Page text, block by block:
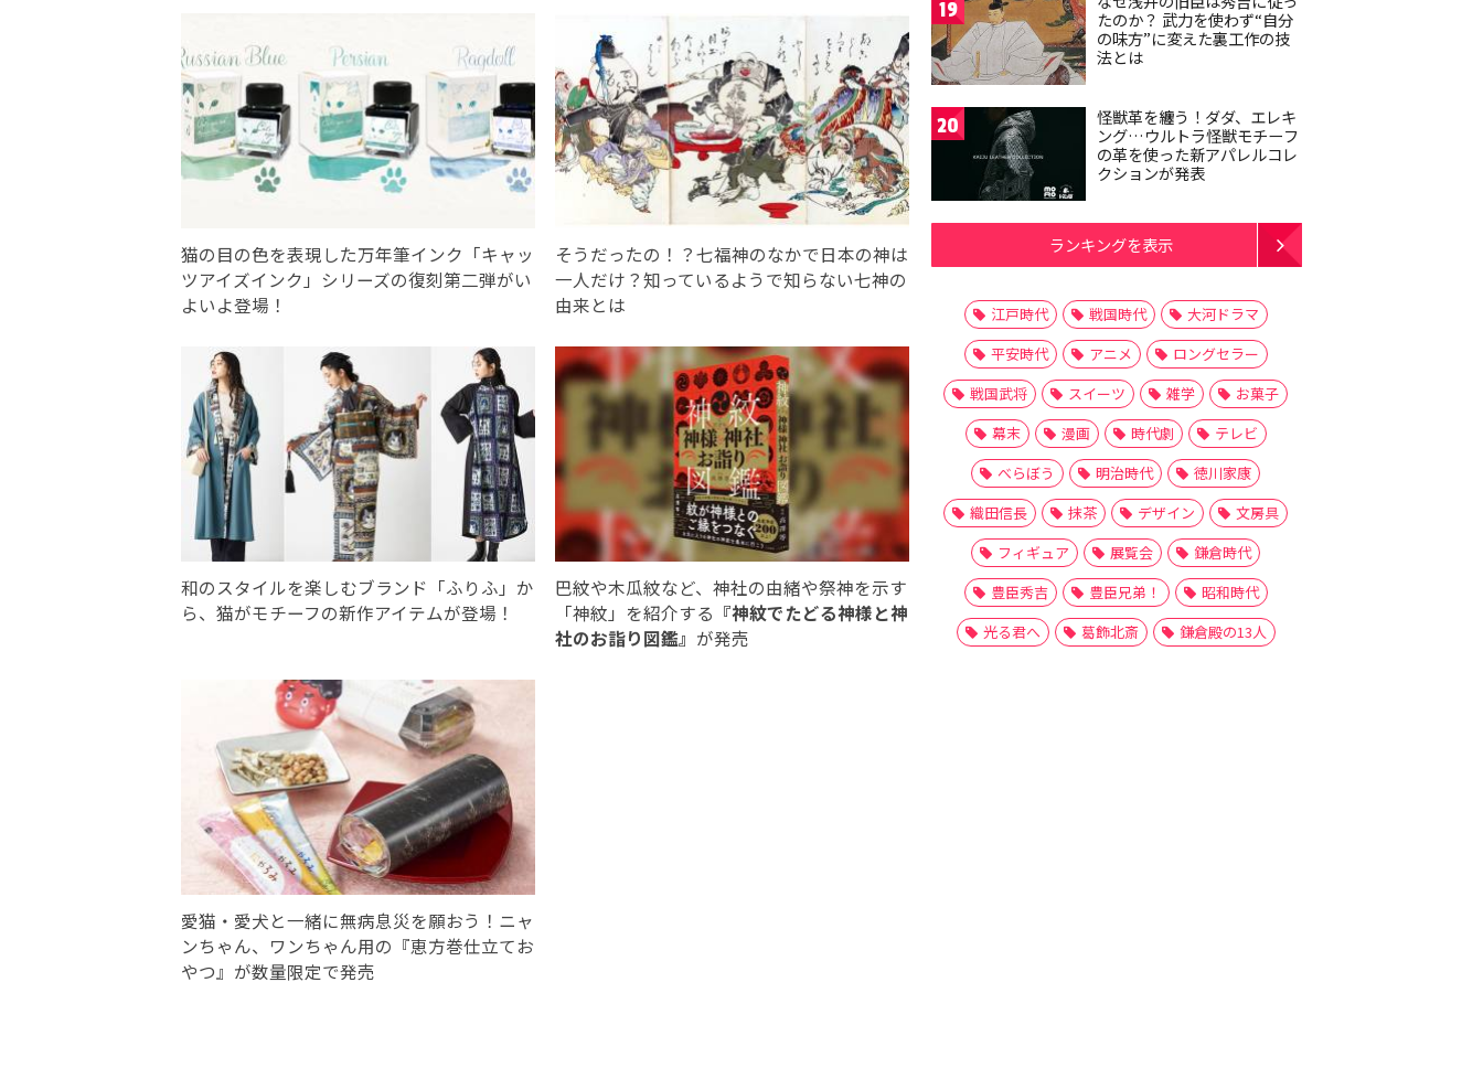
猫の目の色を表現した万年筆インク「キャッ
ツアイズインク」シリーズの復刻第二弾がい
よいよ登場！
そうだったの！？七福神のなかで日本の神は
一人だけ？知っているようで知らない七神の
由来とは
和のスタイルを楽しむブランド「ふりふ」か
ら、猫がモチーフの新作アイテムが登場！
巴紋や木瓜紋など、神社の由緒や祭神を示す
「神紋」を紹介する 『神紋でたどる神様と神
社のお詣り図鑑』 が発売
愛猫・愛犬と一緒に無病息災を願おう！ニャ
ンちゃん、ワンちゃん用の『恵方巻仕立てお
やつ』が数量限定で発売
19
たのか？ 武力を使わず“自分
の味方”に変えた裏工作の技
法とは
20
怪獣革を纏う！ダダ、エレキ
ング…ウルトラ怪獣モチーフ
の革を使った新アパレルコレ
クションが発表
ランキングを表示
江戸時代 戦国時代
大河ドラマ
平安時代
アニメ
ロングセラー
戦国武将
スイーツ 雑学
お菓子
幕末
漫画 時代劇
テレビ
べらぼう
明治時代
徳川家康
織田信長
抹茶 デザイン
文房具
フィギュア
展覧会
鎌倉時代
豊臣秀吉
豊臣兄弟！
昭和時代
光る君へ
葛飾北斎 鎌倉殿の13人